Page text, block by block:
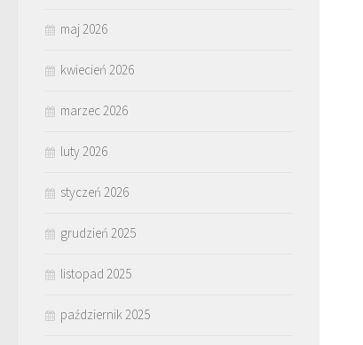
maj 2026
kwiecień 2026
marzec 2026
luty 2026
styczeń 2026
grudzień 2025
listopad 2025
październik 2025